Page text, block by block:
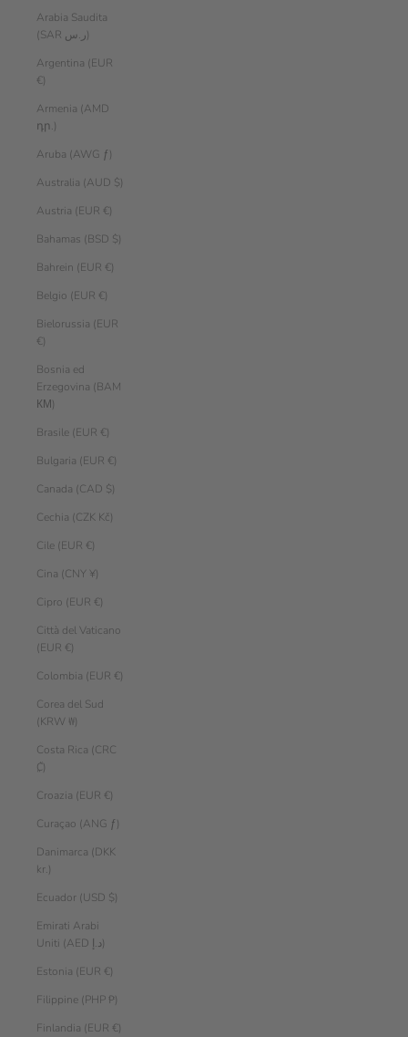
Arabia Saudita
(SAR ر.س)
Argentina (EUR
€)
Armenia (AMD
դր.)
Aruba (AWG ƒ)
Australia (AUD $)
Austria (EUR €)
Bahamas (BSD $)
Bahrein (EUR €)
Belgio (EUR €)
Bielorussia (EUR
€)
Bosnia ed
Erzegovina (BAM
КМ)
Brasile (EUR €)
Bulgaria (EUR €)
Canada (CAD $)
Cechia (CZK Kč)
Cile (EUR €)
Cina (CNY ¥)
Cipro (EUR €)
Città del Vaticano
(EUR €)
Colombia (EUR €)
Corea del Sud
(KRW ₩)
Costa Rica (CRC
₡)
Croazia (EUR €)
Curaçao (ANG ƒ)
Danimarca (DKK
kr.)
Ecuador (USD $)
Emirati Arabi
Uniti (AED د.إ)
Estonia (EUR €)
Filippine (PHP ₱)
Finlandia (EUR €)